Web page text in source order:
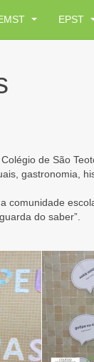
EPST
de São
gastronomia,
comunidade
do saber”.